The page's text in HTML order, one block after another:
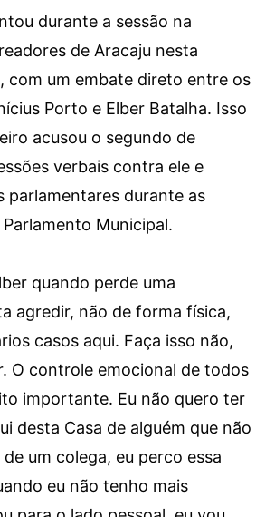
durante a sessão na
de Aracaju nesta
com um embate direto entre os
Porto e Elber Batalha. Isso
acusou o segundo de
verbais contra ele e
parlamentares durante as
Municipal.
quando perde uma
agredir, não de forma física,
casos aqui. Faça isso não,
O controle emocional de todos
importante. Eu não quero ter
desta Casa de alguém que não
um colega, eu perco essa
eu não tenho mais